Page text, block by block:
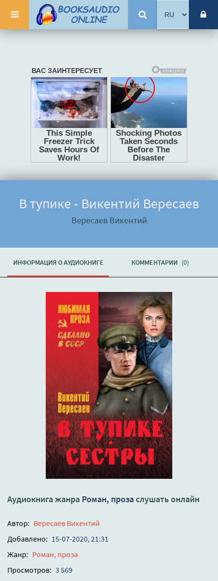
В тупике - Викентий Вересаев
Вересаев Викентий
ИНФОРМАЦИЯ О АУДИОКНИГЕ КОММЕНТАРИИ (0)
Аудиокнига жанра Роман, прозаслушать онлайн
Автор: Вересаев Викентий
Добавлено: 15-07-2020, 21:31
Жанр: Роман, проза
Просмотров: 3 569